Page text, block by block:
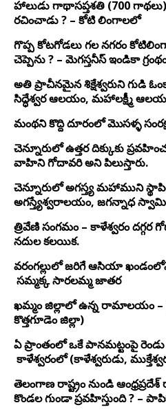
హాలుడు గాథాసప్తశతి (700
రచించాడు ? – కోటి లింగాలలో
గొప్ప కోటగోడలు గల నగరం
చెప్పెను ? – మెగస్తనీస్ ఇండికా
అతి ప్రాచీనమైన శిక్షేశ్వరుని గుడి
సిద్ధేశ్వర ఆలయం, మహాలక్ష్మీ
మంథని కొద్ది దూరంలో మొసళ్ళ
చెన్నూరులో ఉత్తర దిక్కుకు
వాహిని గోదావరి అని పిలుస్తారు.
చెన్నూరులో అగస్త్య మహాముని
అగస్త్యేశ్వరాలయం, జగన్నాధ
త్రివేణి సంగమం – కాళేశ్వరం
నదుల కలయిక.
వరంగల్లులో జరిగే ఆసియా
సమ్మక్క సారలమ్మ జాతర
ఖమ్మం జిల్లాలో ఉన్న రామాలయం –
కొత్తగూడెం జిల్లా)
ఏ ప్రాంతంలో ఒకే పానమట్టంపై
కాళేశ్వరంలో (కాళేశ్వరుడు,
తెలంగాణ రాష్ట్రం నుండి
కొండల గుండా ప్రవహిస్తుంది ? –